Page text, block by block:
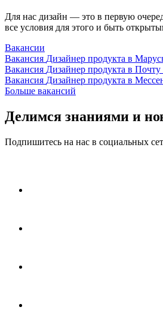
Для нас дизайн — это в первую
все условия для этого и быть
Вакансии
Вакансия Дизайнер продукта в
Вакансия Дизайнер продукта в Почту
Вакансия Дизайнер продукта в
Больше вакансий
Делимся знаниями и
Подпишитесь на нас в социальных